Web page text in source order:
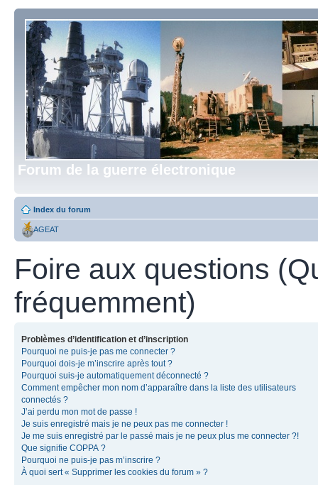
Forum de la guerre électronique
Index du forum
AGEAT
Foire aux questions
fréquemment)
Problèmes d’identification et d’inscription
Pourquoi ne puis-je pas me connecter ?
Pourquoi dois-je m’inscrire après tout ?
Pourquoi suis-je automatiquement déconnecté ?
Comment empêcher mon nom d’apparaître dans la liste des utilisateurs
connectés ?
J’ai perdu mon mot de passe !
Je suis enregistré mais je ne peux pas me connecter !
Je me suis enregistré par le passé mais je ne peux plus me connecter ?!
Que signifie COPPA ?
Pourquoi ne puis-je pas m’inscrire ?
À quoi sert « Supprimer les cookies du forum » ?